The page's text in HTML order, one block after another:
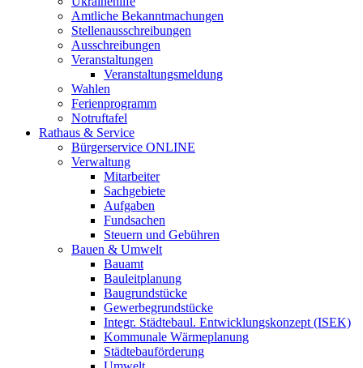
Amtliche Bekanntmachungen
Stellenausschreibungen
Ausschreibungen
Veranstaltungen
Veranstaltungsmeldung
Wahlen
Ferienprogramm
Notruftafel
Rathaus & Service
Bürgerservice ONLINE
Verwaltung
Mitarbeiter
Sachgebiete
Aufgaben
Fundsachen
Steuern und Gebühren
Bauen & Umwelt
Bauamt
Bauleitplanung
Baugrundstücke
Gewerbegrundstücke
Integr. Städtebaul. Entwicklungskonzept (ISEK)
Kommunale Wärmeplanung
Städtebauförderung